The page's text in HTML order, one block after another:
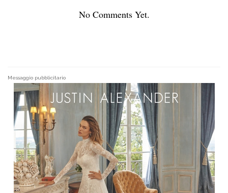
No Comments Yet.
Messaggio pubblicitario